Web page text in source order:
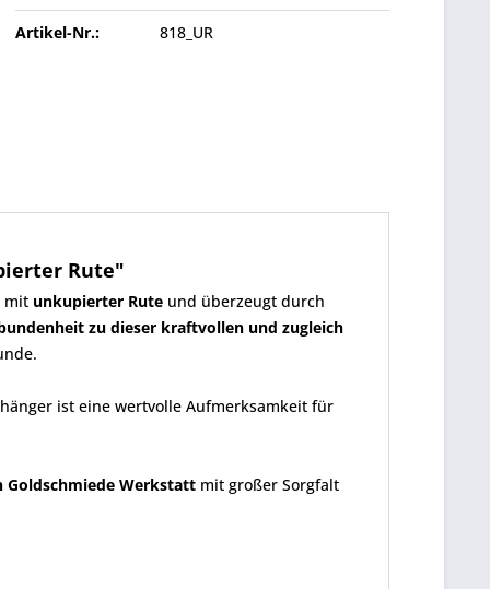
Artikel-Nr.: 818_UR
Rute"
mit unkupierter Rute und überzeugt durch
zu dieser kraftvollen und zugleich
ist eine wertvolle Aufmerksamkeit für
Goldschmiede Werkstatt mit großer Sorgfalt